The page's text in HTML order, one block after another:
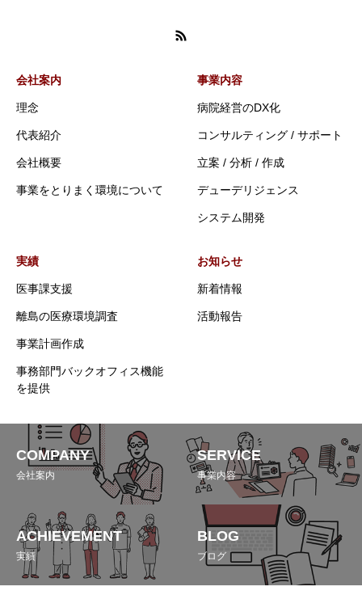
会社案内
理念
代表紹介
会社概要
事業をとりまく環境について
事業内容
病院経営のDX化
コンサルティング / サポート
立案 / 分析 / 作成
デューデリジェンス
システム開発
実績
医事課支援
離島の医療環境調査
事業計画作成
事務部門バックオフィス機能
を提供
お知らせ
新着情報
活動報告
COMPANY
会社案内
SERVICE
事業内容
ACHIEVEMENT
実績
BLOG
ブログ